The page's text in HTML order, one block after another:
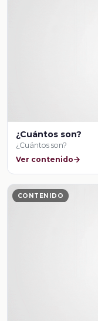
¿Cuántos son?
¿Cuántos son?
Ver contenido
CONTENIDO